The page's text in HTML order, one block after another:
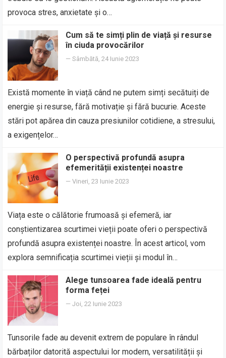
provoca stres, anxietate și o…
Cum să te simți plin de viață și resurse
în ciuda provocărilor
—Sâmbătă, 24 Iunie 2023
Există momente în viață când ne putem simți secătuiți de
energie și resurse, fără motivație și fără bucurie. Aceste
stări pot apărea din cauza presiunilor cotidiene, a stresului,
a exigențelor…
O perspectivă profundă asupra
efemerității existenței noastre
—Vineri, 23 Iunie 2023
Viața este o călătorie frumoasă și efemeră, iar
conștientizarea scurtimei vieții poate oferi o perspectivă
profundă asupra existenței noastre. În acest articol, vom
explora semnificația scurtimei vieții și modul în…
Alege tunsoarea fade ideală pentru
forma feței
—Joi, 22 Iunie 2023
Tunsorile fade au devenit extrem de populare în rândul
bărbaților datorită aspectului lor modern, versatilității și